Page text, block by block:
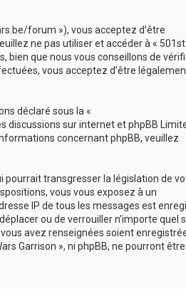
forum »), vous acceptez d’être
ne pas utiliser et accéder à « 501st
bien que nous vous conseillons de
vous acceptez d’être
déclaré sous la «
discussions sur internet et phpBB
concernant phpBB, veuillez
pourrait transgresser la législation de
vous vous exposez à un
IP de tous les messages est
ou de verrouiller n’importe quel
avez renseignées soient
Garrison », ni phpBB, ne pourront